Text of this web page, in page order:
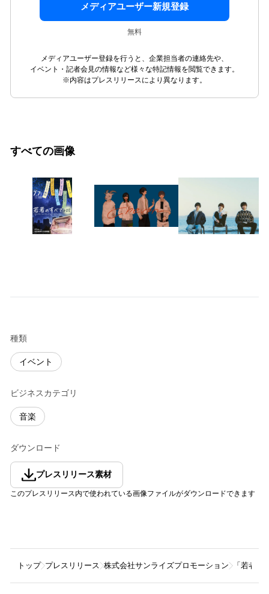
メディアユーザー新規登録
無料
メディアユーザー登録を行うと、企業担当者の連絡先や、
イベント・記者会見の情報など様々な特記情報を閲覧できます。
※内容はプレスリリースにより異なります。
すべての画像
種類
イベント
ビジネスカテゴリ
音楽
ダウンロード
プレスリリース素材
このプレスリリース内で使われている画像ファイルがダウンロードできます
トップ プレスリリース 株式会社サンライズプロモーション 「若者